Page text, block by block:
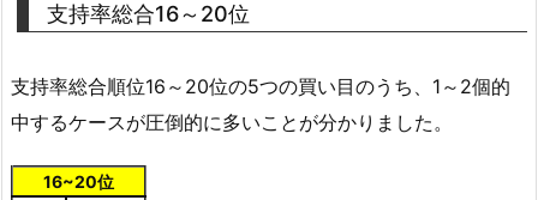
支持率総合16～20位
支持率総合順位16～20位の5つの買い目のうち、1～2個的
中するケースが圧倒的に多いことが分かりました。
16~20位